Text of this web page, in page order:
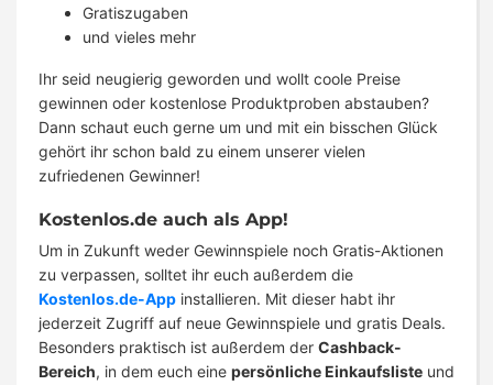
Gratiszugaben
und vieles mehr
Ihr seid neugierig geworden und wollt coole Preise
gewinnen oder kostenlose Produktproben abstauben?
Dann schaut euch gerne um und mit ein bisschen Glück
gehört ihr schon bald zu einem unserer vielen
zufriedenen Gewinner!
Kostenlos.de auch als App!
Um in Zukunft weder Gewinnspiele noch Gratis-Aktionen
zu verpassen, solltet ihr euch außerdem die
Kostenlos.de-App installieren. Mit dieser habt ihr
jederzeit Zugriff auf neue Gewinnspiele und gratis Deals.
Besonders praktisch ist außerdem der Cashback-
Bereich, in dem euch eine persönliche Einkaufsliste und